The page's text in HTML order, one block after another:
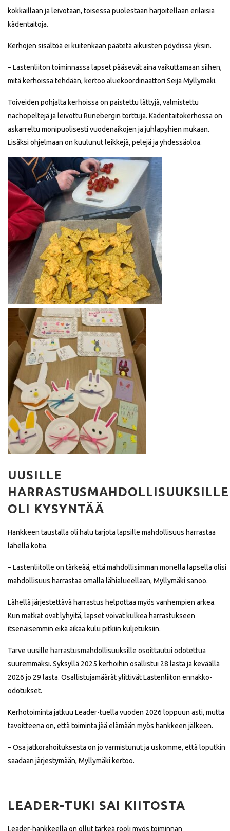
kokkaillaan ja leivotaan, toisessa puolestaan harjoitellaan erilaisia
kädentaitoja.
Kerhojen sisältöä ei kuitenkaan päätetä aikuisten pöydissä yksin.
– Lastenliiton toiminnassa lapset pääsevät aina vaikuttamaan siihen,
mitä kerhoissa tehdään, kertoo aluekoordinaattori Seija Myllymäki.
Toiveiden pohjalta kerhoissa on paistettu lättyjä, valmistettu
nachopeltejä ja leivottu Runebergin torttuja. Kädentaitokerhossa on
askarreltu monipuolisesti vuodenaikojen ja juhlapyhien mukaan.
Lisäksi ohjelmaan on kuulunut leikkejä, pelejä ja yhdessäoloa.
UUSILLE
HARRASTUSMAHDOLLISUUKSILLE
OLI KYSYNTÄÄ
Hankkeen taustalla oli halu tarjota lapsille mahdollisuus harrastaa
lähellä kotia.
– Lastenliitolle on tärkeää, että mahdollisimman monella lapsella olisi
mahdollisuus harrastaa omalla lähialueellaan, Myllymäki sanoo.
Lähellä järjestettävä harrastus helpottaa myös vanhempien arkea.
Kun matkat ovat lyhyitä, lapset voivat kulkea harrastukseen
itsenäisemmin eikä aikaa kulu pitkiin kuljetuksiin.
Tarve uusille harrastusmahdollisuuksille osoittautui odotettua
suuremmaksi. Syksyllä 2025 kerhoihin osallistui 28 lasta ja keväällä
2026 jo 29 lasta. Osallistujamäärät ylittivät Lastenliiton ennakko-
odotukset.
Kerhotoiminta jatkuu Leader-tuella vuoden 2026 loppuun asti, mutta
tavoitteena on, että toiminta jää elämään myös hankkeen jälkeen.
– Osa jatkorahoituksesta on jo varmistunut ja uskomme, että loputkin
saadaan järjestymään, Myllymäki kertoo.
LEADER-TUKI SAI KIITOSTA
Leader-hankkeella on ollut tärkeä rooli myös toiminnan